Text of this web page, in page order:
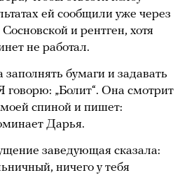
ей сообщили уже через
и рентген, хотя
не работал.
бумаги и задавать
говорю: „Болит“. Она смотрит
спиной и пишет:
Дарья.
заведующая сказала:
ничего у тебя